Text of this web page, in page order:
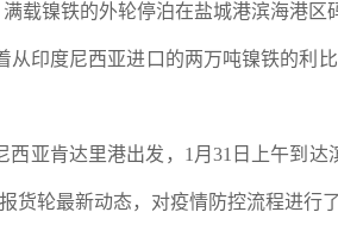
满载镍铁的外轮停泊在盐城港滨海港区
印度尼西亚进口的两万吨镍铁的利
西亚肯达里港出发，1月31日上午到
轮最新动态，对疫情防控流程进行